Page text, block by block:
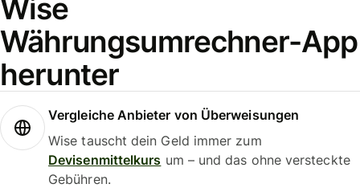
Wise
Währungsumrechner-App
herunter
Vergleiche Anbieter von Überweisungen
Wise tauscht dein Geld immer zum
Devisenmittelkurs um – und das ohne versteckte
Gebühren.